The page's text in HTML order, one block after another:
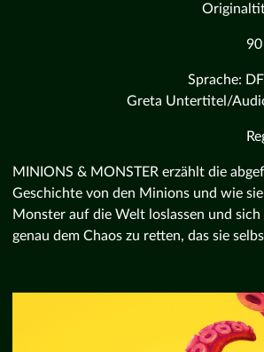
Sprache:
Greta Untertitel/
MINIONS & MONSTER erzählt die
Geschichte von den Minions und wie
Monster auf die Welt loslassen und
genau dem Chaos zu retten, das sie